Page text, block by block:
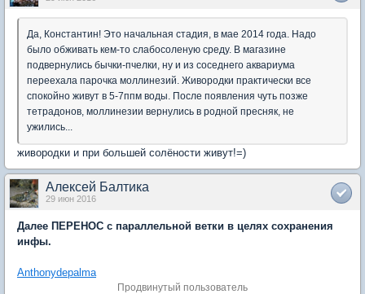
Да, Константин! Это начальная стадия, в мае 2014 года. Надо
было обживать кем-то слабосоленую среду. В магазине
подвернулись бычки-пчелки, ну и из соседнего аквариума
переехала парочка моллинезий. Живородки практически все
спокойно живут в 5-7ппм воды. После появления чуть позже
тетрадонов, моллинезии вернулись в родной пресняк, не
ужились...
живородки и при большей солёности живут!=)
Алексей Балтика
29 июн 2016
Далее ПЕРЕНОС с параллельной ветки в целях сохранения
инфы.
Anthonydepalma
Продвинутый пользователь